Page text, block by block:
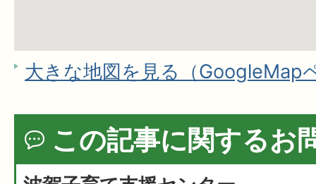
大きな地図を見る（GoogleMap
この記事に関するお